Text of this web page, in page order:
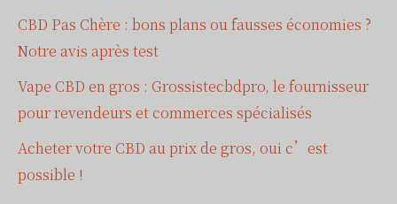
CBD Pas Chère : bons plans ou fausses économies ?
Notre avis après test
Vape CBD en gros : Grossistecbdpro, le fournisseur
pour revendeurs et commerces spécialisés
Acheter votre CBD au prix de gros, oui c’est
possible !